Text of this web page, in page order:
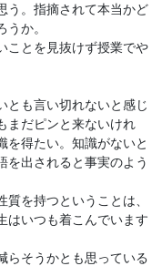
う。指摘されて本当かど
か。
ことを見抜けず授業でや
とも言い切れないと感じ
まだピンと来ないけれ
を得たい。知識がないと
を出されると事実のよう
を持つということは、
はいつも着こんでいます
らそうかとも思っている